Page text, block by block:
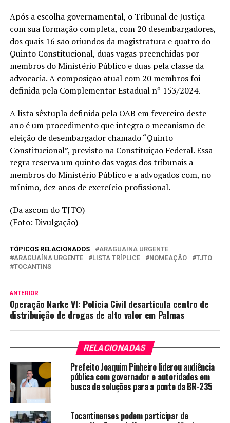
Após a escolha governamental, o Tribunal de Justiça
com sua formação completa, com 20 desembargadores,
dos quais 16 são oriundos da magistratura e quatro do
Quinto Constitucional, duas vagas preenchidas por
membros do Ministério Público e duas pela classe da
advocacia. A composição atual com 20 membros foi
definida pela Complementar Estadual nº 153/2024.
A lista sêxtupla definida pela OAB em fevereiro deste
ano é um procedimento que integra o mecanismo de
eleição de desembargador chamado “Quinto
Constitucional”, previsto na Constituição Federal. Essa
regra reserva um quinto das vagas dos tribunais a
membros do Ministério Público e a advogados com, no
mínimo, dez anos de exercício profissional.
(Da ascom do TJTO)
(Foto: Divulgação)
TÓPICOS RELACIONADOS
ARAGUAINA URGENTE
ARAGUAÍNA URGENTE
LISTA TRÍPLICE NOMEAÇÃO
TJTO
TOCANTINS
ANTERIOR
Operação Narke VI: Polícia Civil desarticula centro de
distribuição de drogas de alto valor em Palmas
RELACIONADAS
Prefeito Joaquim Pinheiro liderou audiência
pública com governador e autoridades em
busca de soluções para a ponte da BR-235
Tocantinenses podem participar de